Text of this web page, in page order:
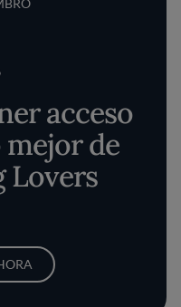
acceso
de
Lovers